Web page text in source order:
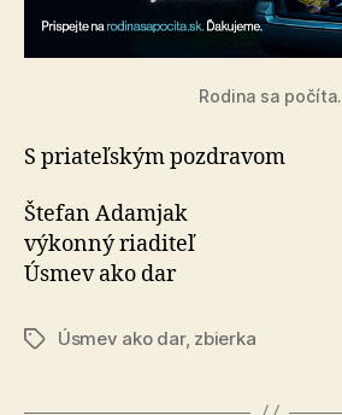
Rodina sa počíta.
S priateľským pozdravom
Štefan Adamjak
výkonný riaditeľ
Úsmev ako dar
ZnačkyÚsmev ako dar, zbierka